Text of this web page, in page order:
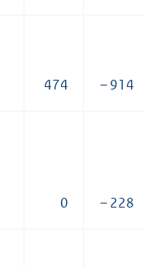
474 – 914
0 – 228